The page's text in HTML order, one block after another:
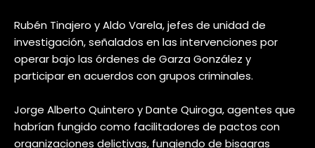
Rubén Tinajero y Aldo Varela, jefes de unidad de
investigación, señalados en las intervenciones por
operar bajo las órdenes de Garza González y
participar en acuerdos con grupos criminales.
Jorge Alberto Quintero y Dante Quiroga, agentes que
habrían fungido como facilitadores de pactos con
organizaciones delictivas, fungiendo de bisagras